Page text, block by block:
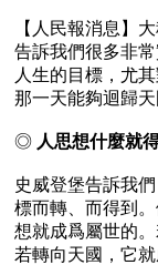
【人民報消息】
告訴我們很多非
人生的目標，尤
那一天能夠迴歸天
◎ 人思想什麼就
史威登堡告訴我
標而轉、而得到
想就成爲屬世的
若轉向天國，它